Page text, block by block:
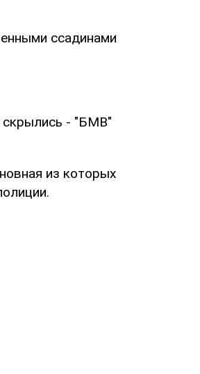
ссадинами
скрылись - "БМВ"
из которых